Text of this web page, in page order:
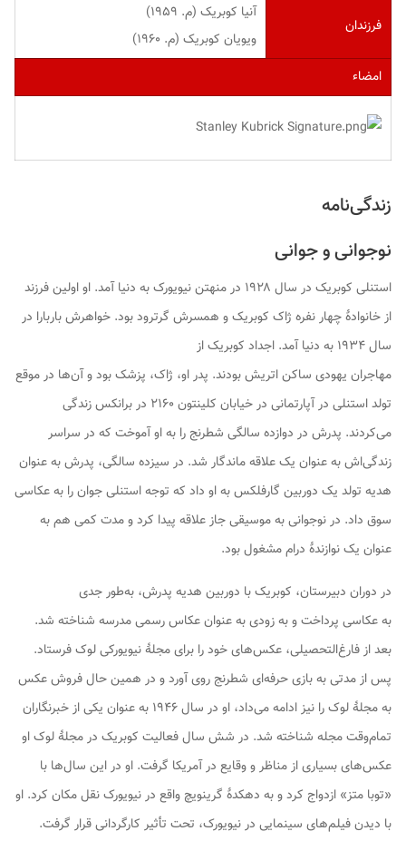
فرزندان
آنیا کوبریک (م. ۱۹۵۹)
ویویان کوبریک (م. ۱۹۶۰)
امضاء
زندگی‌نامه
نوجوانی و جوانی
استنلی کوبریک در سال ۱۹۲۸ در منهتن نیویورک به دنیا آمد. او اولین فرزند
از خانوادهٔ چهار نفره ژاک کوبریک و همسرش گرترود بود. خواهرش باربارا در
سال ۱۹۳۴ به دنیا آمد. اجداد کوبریک از
مهاجران یهودی ساکن اتریش بودند. پدر او، ژاک، پزشک بود و آن‌ها در موقع
تولد استنلی در آپارتمانی در خیابان کلینتون ۲۱۶۰ در برانکس زندگی
می‌کردند. پدرش در دوازده سالگی شطرنج را به او آموخت که در سراسر
زندگی‌اش به عنوان یک علاقه ماندگار شد. در سیزده سالگی، پدرش به عنوان
هدیه تولد یک دوربین گارفلکس به او داد که توجه استنلی جوان را به عکاسی
سوق داد. در نوجوانی به موسیقی جاز علاقه پیدا کرد و مدت کمی هم به
عنوان یک نوازندهٔ درام مشغول بود.
در دوران دبیرستان، کوبریک با دوربین هدیه پدرش، به‌طور جدی
به عکاسی پرداخت و به زودی به عنوان عکاس رسمی مدرسه شناخته شد.
بعد از فارغ‌التحصیلی، عکس‌های خود را برای مجلهٔ نیویورکی لوک فرستاد.
پس از مدتی به بازی حرفه‌ای شطرنج روی آورد و در همین حال فروش عکس
به مجلهٔ لوک را نیز ادامه می‌داد، او در سال ۱۹۴۶ به عنوان یکی از خبرنگاران
تمام‌وقت مجله شناخته شد. در شش سال فعالیت کوبریک در مجلهٔ لوک او
عکس‌های بسیاری از مناظر و وقایع در آمریکا گرفت. او در این سال‌ها با
«توبا متز» ازدواج کرد و به دهکدهٔ گرینویچ واقع در نیویورک نقل مکان کرد. او
با دیدن فیلم‌های سینمایی در نیویورک، تحت تأثیر کارگردانی قرار گرفت.